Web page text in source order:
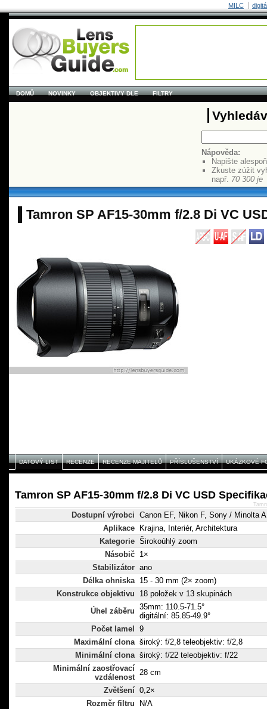
MILC
DOMŮ NOVINKY OBJEKTIVY DLE FILTRY
Nápověda:
Napište
Zkuste zúžit
např. 70 300 je
Tamron SP AF15-30mm f/2.8 Di VC
DATOVÝ LIST RECENZE RECENZE MAJITELŮ PŘÍSLUŠENSTVÍ UKÁZKOVÉ
Tamron SP AF15-30mm f/2.8 Di VC USD
Dostupní výrobci Canon EF, Nikon F, Sony / Minolta A
Aplikace
Krajina, Interiér, Architektura
Kategorie Širokoúhlý zoom
Násobič 1×
Stabilizátor ano
Délka ohniska 15 - 30 mm (2× zoom)
Konstrukce objektivu
18 položek v 13 skupinách
Úhel záběru 35mm: 110.5-71.5°
digitální: 85.85-49.9°
Počet lamel
9
Maximální clona široký: f/2,8 teleobjektiv: f/2,8
Minimální clona široký: f/22 teleobjektiv: f/22
Minimální zaostřovací
vzdálenost
28 cm
Zvětšení 0,2×
Rozměr filtru
N/A